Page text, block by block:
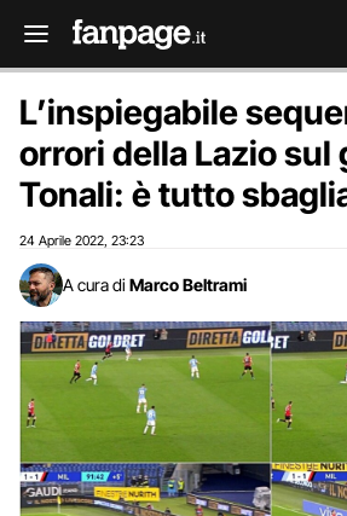
L’inspiegabile
orrori della Lazio sul
Tonali: è tutto
24 Aprile 2022 23:23
A cura di Marco Beltrami